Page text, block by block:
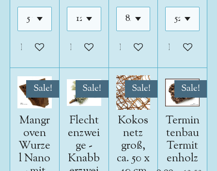
In den WarenkorbIn den WarenkorbIn den Warenkorb
In den
Sale!
Mangr
oven
Wurze
l Nano
Sale!
Flecht
enzwei
ge -
Knabb
Sale!
Kokos
netz
groß,
ca. 50 x
Sale!
Termin
tenbau
Termit
enholz